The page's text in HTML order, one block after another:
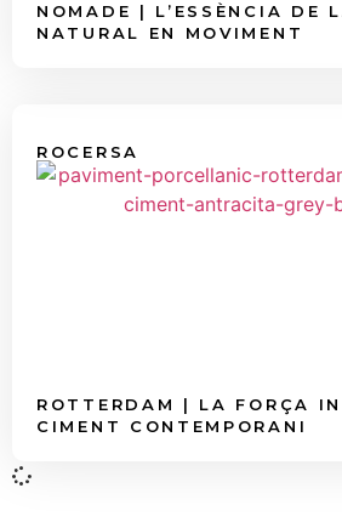
NOMADE | L’ESSÈNCIA DE
NATURAL EN MOVIMENT
ROCERSA
ROTTERDAM | LA FORÇA
CIMENT CONTEMPORANI